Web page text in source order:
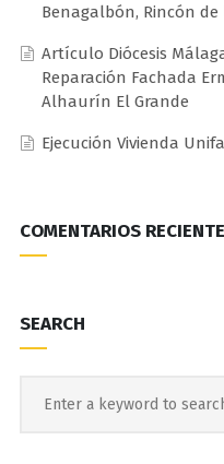
Benagalbón, Rincón de
Artículo Diócesis
Reparación Fachada
Alhaurín El Grande
Ejecución Vivienda
COMENTARIOS
SEARCH